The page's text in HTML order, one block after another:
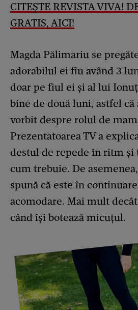
CITEȘTE REVISTA VIVA!
GRATIS, AICI!
Magda Pălimariu se
adorabilul ei fiu având 3
doar pe fiul ei și al lui
bine de două luni, astfel că
vorbit despre rolul de
Prezentatoarea TV a
destul de repede în ritm și
cum trebuie. De
spună că este în
acomodare. Mai mult
când își botează micuțul.